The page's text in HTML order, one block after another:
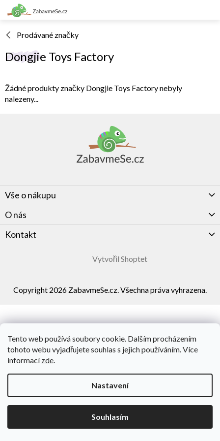
Tento web používá soubory cookie. Dalším procházením
tohoto webu vyjadřujete souhlas s jejich používáním. Více
informacízde.
Nastavení
Souhlasím
Přejít
na
Prodávané značky
Dongjie Toys Factory
Žádné produkty značky Dongjie Toys Factorynebyly
nalezeny...
Vše o nákupu
O nás
Kontakt
Vytvořil Shoptet
Copyright 2026 ZabavmeSe.cz. Všechna práva vyhrazena.